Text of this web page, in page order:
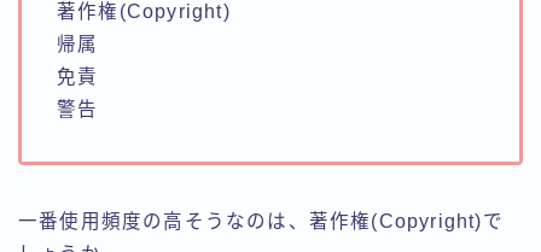
著作権(Copyright)
帰属
免責
警告
一番使用頻度の高そうなのは、著作権(Copyright)で